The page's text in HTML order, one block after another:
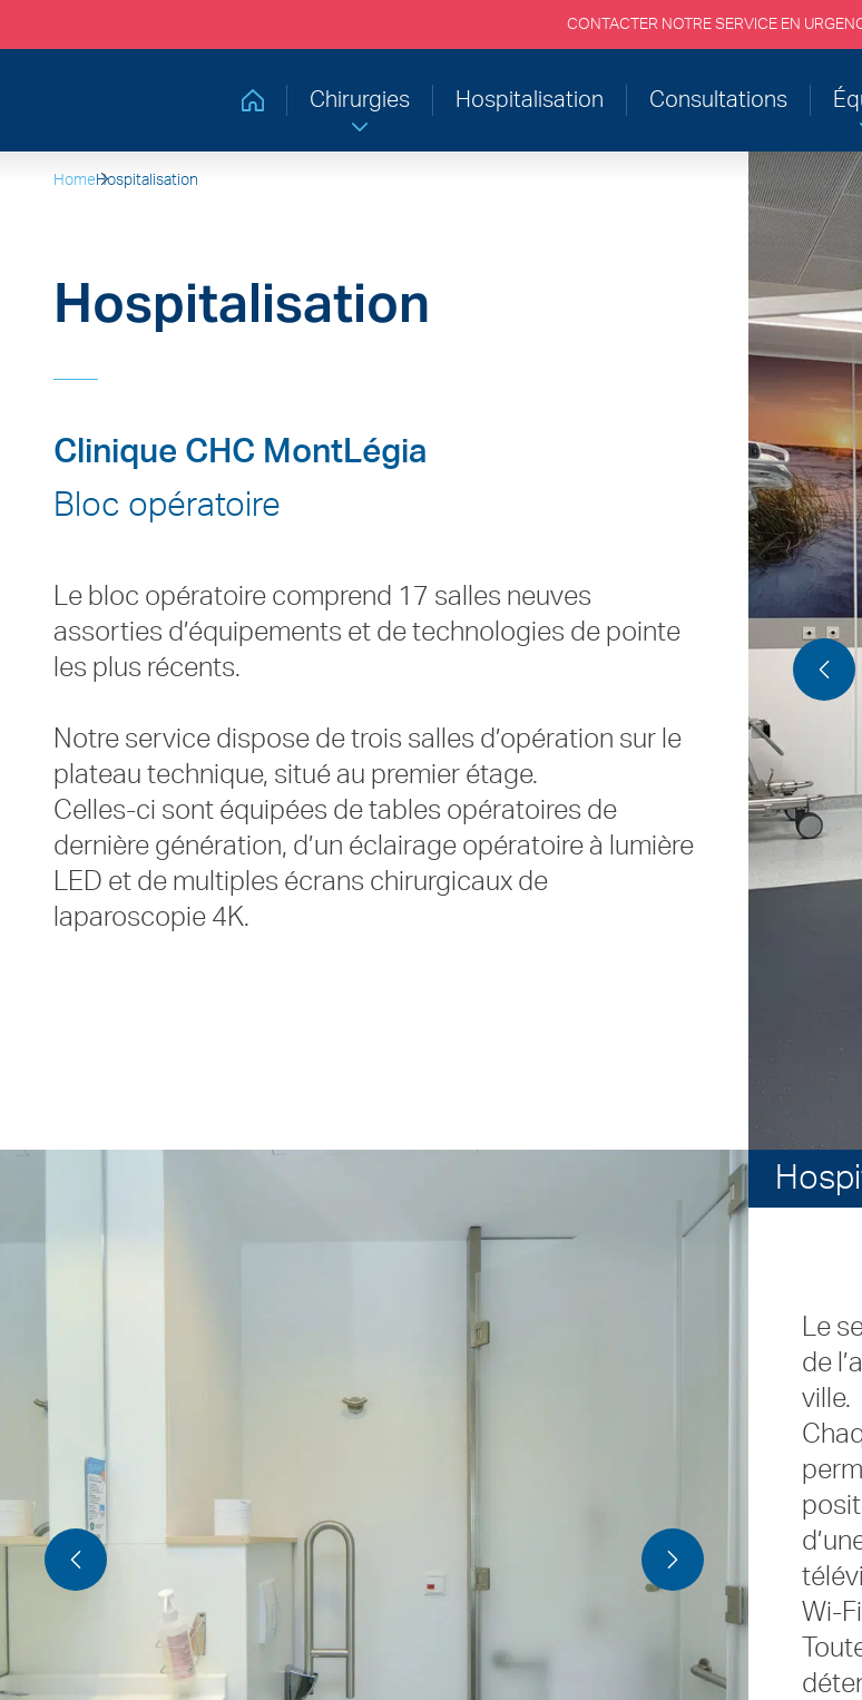
CONTACTER NOTRE SERVICE EN
Retourner à la page d'accueil
Chirurgies Hospitalisation Consultations
Home Hospitalisation
Hospitalisation
Clinique CHC MontLégia
Bloc opératoire
Le bloc opératoire comprend 17 salles neuves
assorties d’équipements et de technologies de pointe
les plus récents.
Notre service dispose de trois salles d’opération sur le
plateau technique, situé au premier étage.
Celles-ci sont équipées de tables opératoires de
dernière génération, d’un éclairage opératoire à lumière
LED et de multiples écrans chirurgicaux de
laparoscopie 4K.
Le
de
ville.
Wi-